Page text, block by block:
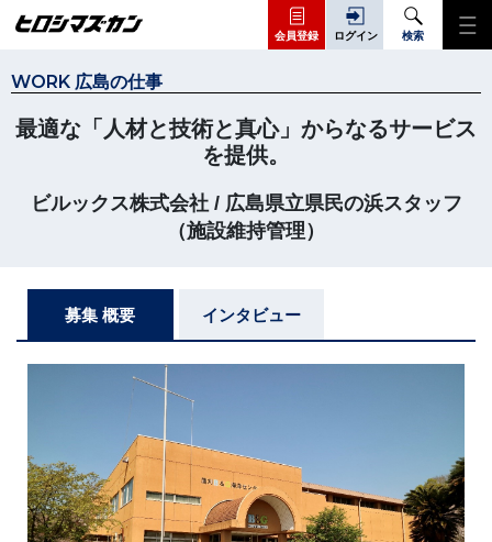
会員登録 ログイン 検索
WORK 広島の仕事
最適な「人材と技術と真心」からなるサービス
を提供。
ビルックス株式会社 / 広島県立県民の浜スタッフ
（施設維持管理）
募集 概要 インタビュー